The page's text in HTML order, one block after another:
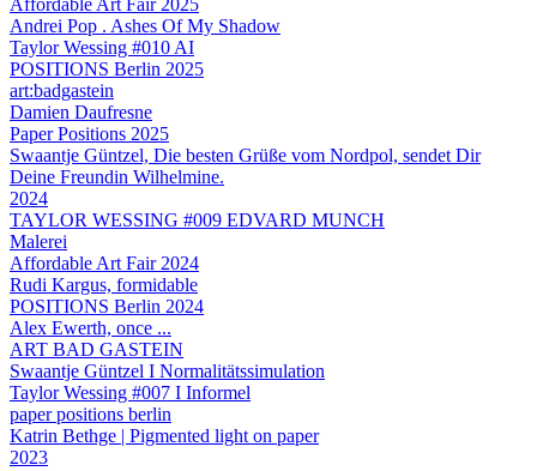
Affordable Art Fair 2025
Andrei Pop . Ashes Of My Shadow
Taylor Wessing #010 AI
POSITIONS Berlin 2025
art:badgastein
Damien Daufresne
Paper Positions 2025
Swaantje Güntzel, Die besten Grüße vom Nordpol, sendet Dir
Deine Freundin Wilhelmine.
2024
TAYLOR WESSING #009 EDVARD MUNCH
Malerei
Affordable Art Fair 2024
Rudi Kargus, formidable
POSITIONS Berlin 2024
Alex Ewerth, once ...
ART BAD GASTEIN
Swaantje Güntzel I Normalitätssimulation
Taylor Wessing #007 I Informel
paper positions berlin
Katrin Bethge | Pigmented light on paper
2023